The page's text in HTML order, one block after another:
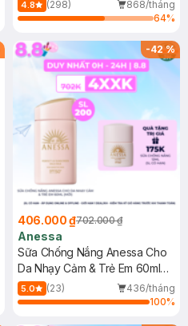
4.8 (298)
868/tháng
64%
-42%
406.000 ₫702.000 ₫
Anessa
Sữa Chống Nắng Anessa Cho
Da Nhạy Cảm & Trẻ Em 60ml
(Mới)
5.0 (23)
436/tháng
100%